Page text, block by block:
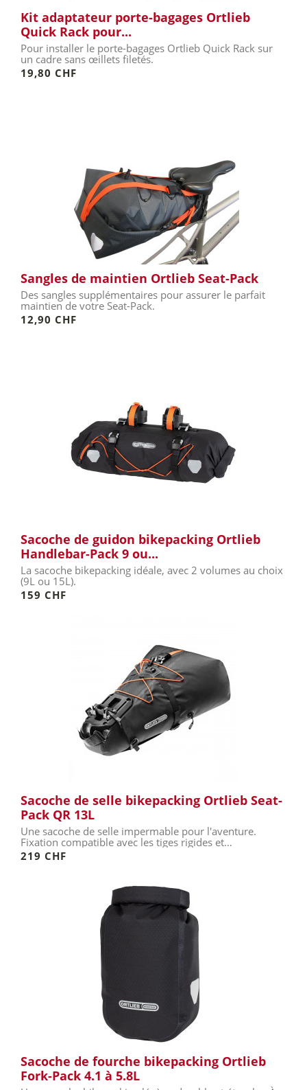
Kit adaptateur porte-bagages Ortlieb
Quick Rack pour...
Pour installer le porte-bagages Ortlieb Quick Rack sur
un cadre sans œillets filetés.
19,80 CHF
Sangles de maintien Ortlieb Seat-Pack
Des sangles supplémentaires pour assurer le parfait
maintien de votre Seat-Pack.
12,90 CHF
Sacoche de guidon bikepacking Ortlieb
Handlebar-Pack 9 ou...
La sacoche bikepacking idéale, avec 2 volumes au choix
(9L ou 15L).
159 CHF
Sacoche de selle bikepacking Ortlieb Seat-
Pack QR 13L
Une sacoche de selle impermable pour l'aventure.
Fixation compatible avec les tiges rigides et
télescopiques.
219 CHF
Sacoche de fourche bikepacking Ortlieb
Fork-Pack 4.1 à 5.8L